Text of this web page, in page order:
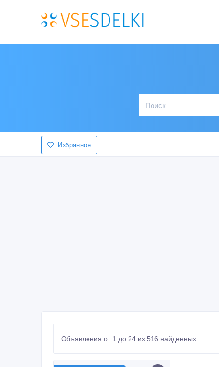
Избранное
Объявления от 1 до 24 из 516 найденных.